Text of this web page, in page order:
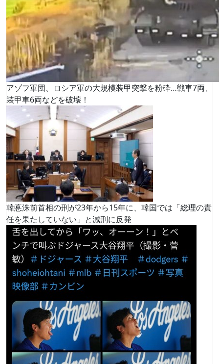
アゾフ軍団、ロシア軍の大規模装甲突撃を粉砕…戦車7両、
装甲車6両などを破壊！
韓悳洙前首相の刑が23年から15年に、韓国では「総理の責
任を果たしていない」と減刑に反発